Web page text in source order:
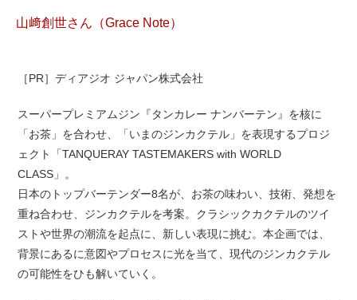
山﨑創世さん（Grace Note）
［PR］ディアジオ ジャパン株式会社
スーパープレミアムジン『タンカレー ナンバーテン』を核に
「お茶」を合わせ、「いまのジンカクテル」を表現するプロジ
ェクト「TANQUERAY TASTEMAKERS with WORLD
CLASS」。
日本のトップバーテンダー8名が、お茶の味わい、技術、発想を
重ね合わせ、ジンカクテルを考案。クラシックカクテルのツイ
ストや世界の潮流を起点に、新しい表現に挑む。本企画では、
背景にあるに意図やプロセスに光を当て、現代のジンカクテル
の可能性をひも解いていく。